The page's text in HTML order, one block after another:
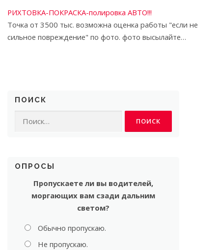
РИХТОВКА-ПОКРАСКА-полировка АВТО!!!
Точка от 3500 тыс. возможна оценка работы "если не
сильное повреждение" по фото. фото высылайте…
ПОИСК
ОПРОСЫ
Пропускаете ли вы водителей,
моргающих вам сзади дальним
светом?
Обычно пропускаю.
Не пропускаю.